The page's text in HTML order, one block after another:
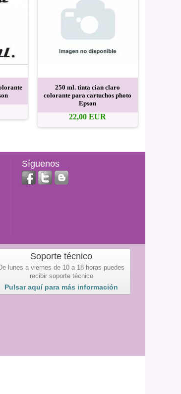
250 ml. tinta cian claro
colorante para cartuchos photo
Epson
22,00 EUR
Síguenos
Soporte técnico
lunes a viernes de 10 a 18 horas puedes
recibir soporte técnico
Pulsar aquí para más información